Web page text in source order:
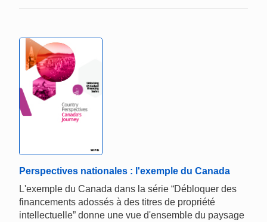
Perspectives nationales : l'exemple du Canada
L'exemple du Canada dans la série “Débloquer des
financements adossés à des titres de propriété
intellectuelle” donne une vue d'ensemble du paysage